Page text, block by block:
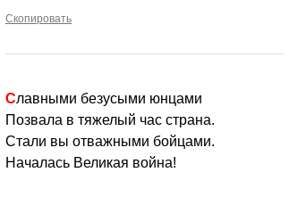
Скопировать
Славными безусыми юнцами
Позвала в тяжелый час страна.
Стали вы отважными бойцами.
Началась Великая война!